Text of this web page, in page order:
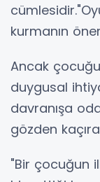
kurmanın
Ancak
duygusal
davranışa
gözden
"Bir çocuğun